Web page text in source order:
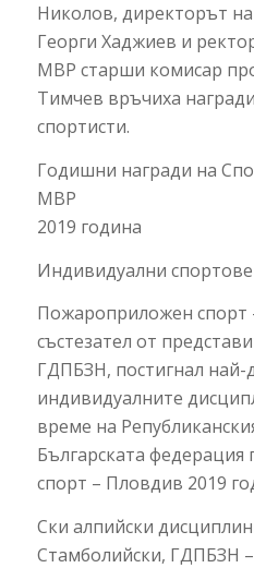
Николов, директорът
Георги Хаджиев и
МВР старши комисар
Тимчев връчиха
спортисти.
Годишни награди на
МВР
2019 година
Индивидуални
Пожароприложен спорт
състезател от
ГДПБЗН, постигнал най-
индивидуалните
време на
Българската
спорт – Пловдив 2019
Ски алпийски
Стамболийски, ГДПБЗН